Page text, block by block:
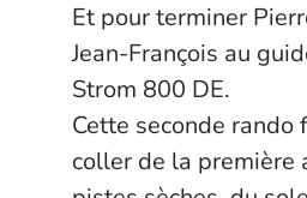
Et pour terminer
Jean-François au
Strom 800 DE.
Cette seconde rando
coller de la première